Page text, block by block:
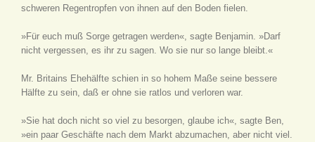
schweren Regentropfen von ihnen auf den Boden fielen.
»Für euch muß Sorge getragen werden«, sagte Benjamin. »Darf
nicht vergessen, es ihr zu sagen. Wo sie nur so lange bleibt.«
Mr. Britains Ehehälfte schien in so hohem Maße seine bessere
Hälfte zu sein, daß er ohne sie ratlos und verloren war.
»Sie hat doch nicht so viel zu besorgen, glaube ich«, sagte Ben,
»ein paar Geschäfte nach dem Markt abzumachen, aber nicht viel.